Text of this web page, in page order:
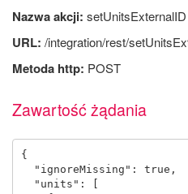
Nazwa akcji: setUnitsExternalID
URL: /integration/rest/
Metoda http: POST
Zawartość żądania
{